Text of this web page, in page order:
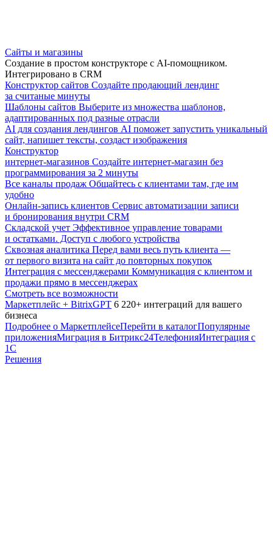
Сайты и магазины
Создание в простом конструкторе с AI-помощником.
Интегрировано в CRM
Конструктор сайтов Создайте продающий лендинг
за считаные минуты
Шаблоны сайтов Выберите из множества шаблонов,
адаптированных под разные отрасли
AI для создания лендингов AI поможет запустить уникальный
сайт, напишет тексты, создаст изображения
Конструктор
интернет-магазинов Создайте интернет-магазин без
программирования за 2 минуты
Все каналы продаж Общайтесь с клиентами там, где им
удобно
Онлайн-запись клиентов Сервис автоматизации записи
и бронирования внутри CRM
Складской учет Эффективное управление товарами
и остатками. Доступ с любого устройства
Сквозная аналитика Перед вами весь путь клиента —
от первого визита на сайт до повторных покупок
Интеграция с мессенджерами Коммуникация с клиентом и
продажи прямо в мессенджерах
Смотреть все возможности
Маркетплейс + BitrixGPT 6 220+ интеграций для вашего
бизнеса
Подробнее о МаркетплейсеПерейти в каталогПопулярные
приложенияМиграция в Битрикс24ТелефонияИнтеграция с
1С
Решения